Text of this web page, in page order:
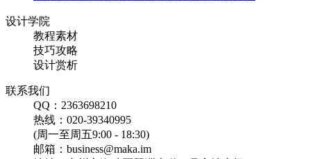
设计学院
教程素材
技巧攻略
设计赏析
联系我们
QQ：2363698210
热线：020-39340995
(周一至周五9:00 - 18:30)
邮箱：business@maka.im